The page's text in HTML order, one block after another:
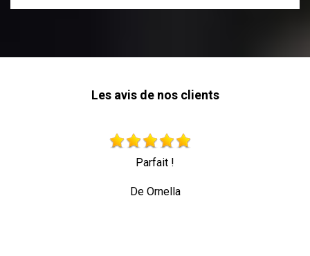
Les avis de nos clients
Très beau travail personne professionnelle qui